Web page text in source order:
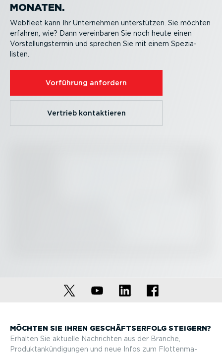
MONATEN.
Webfleet kann Ihr Unternehmen unter­stützen. Sie möchten
erfahren, wie? Dann vereinbaren Sie noch heute einen
Vorstel­lungs­termin und sprechen Sie mit einem Spezia­
listen.
Vorführung anfordern
Vertrieb kontak­tieren
MÖCHTEN SIE IHREN GESCHÄFTS­ERFOLG STEIGERN?
Erhalten Sie aktuelle Nachrichten aus der Branche,
Produktan­kün­di­gungen und neue Infos zum Flotten­ma­